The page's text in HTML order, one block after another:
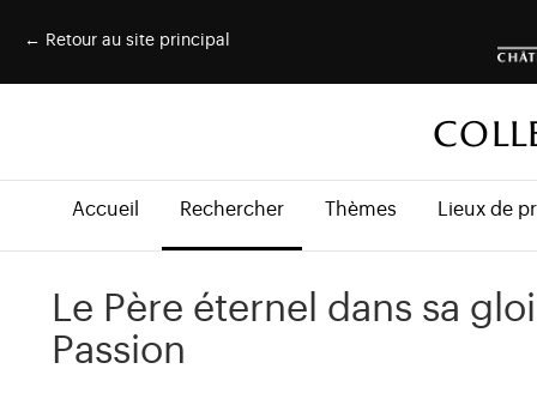
← Retour au site principal
Accueil Rechercher Thèmes Lieux de
Le Père éternel dans sa
Passion